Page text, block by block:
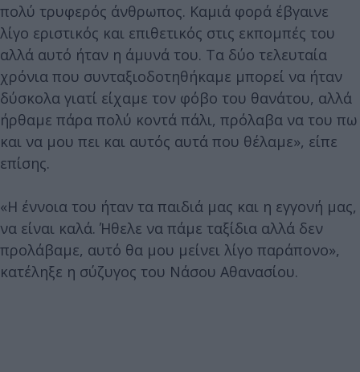
πολύ τρυφερός άνθρωπος. Καμιά φορά έβγαινε
λίγο εριστικός και επιθετικός στις εκπομπές του
αλλά αυτό ήταν η άμυνά του. Τα δύο τελευταία
χρόνια που συνταξιοδοτηθήκαμε μπορεί να ήταν
δύσκολα γιατί είχαμε τον φόβο του θανάτου, αλλά
ήρθαμε πάρα πολύ κοντά πάλι, πρόλαβα να του πω
και να μου πει και αυτός αυτά που θέλαμε», είπε
επίσης.
«Η έννοια του ήταν τα παιδιά μας και η εγγονή μας,
να είναι καλά. Ήθελε να πάμε ταξίδια αλλά δεν
προλάβαμε, αυτό θα μου μείνει λίγο παράπονο»,
κατέληξε η σύζυγος του Νάσου Αθανασίου.